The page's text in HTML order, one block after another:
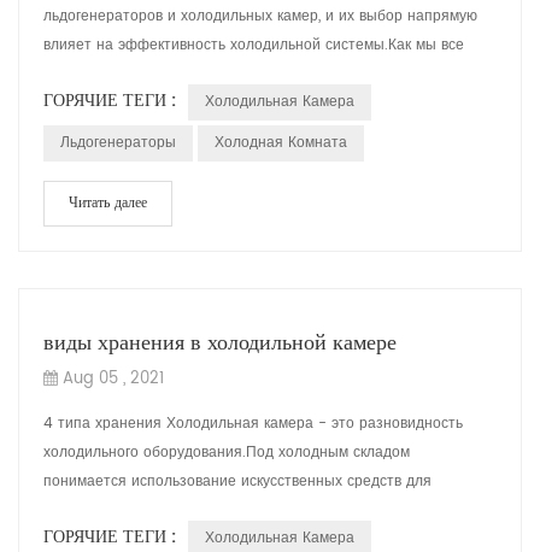
льдогенераторов и холодильных камер, и их выбор напрямую
влияет на эффективность холодильной системы.Как мы все
ГОРЯЧИЕ ТЕГИ :
Холодильная Камера
Льдогенераторы
Холодная Комната
Читать далее
виды хранения в холодильной камере
Aug 05 , 2021
4 типа хранения Холодильная камера - это разновидность
холодильного оборудования.Под холодным складом
понимается использование искусственных средств для
ГОРЯЧИЕ ТЕГИ :
Холодильная Камера